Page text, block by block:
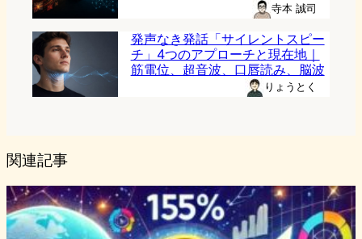
寺本 誠司
発声なき発話「サイレントスピー
チ」4つのアプローチと現在地｜
筋電位、超音波、口唇読み、脳波
りょうとく
関連記事